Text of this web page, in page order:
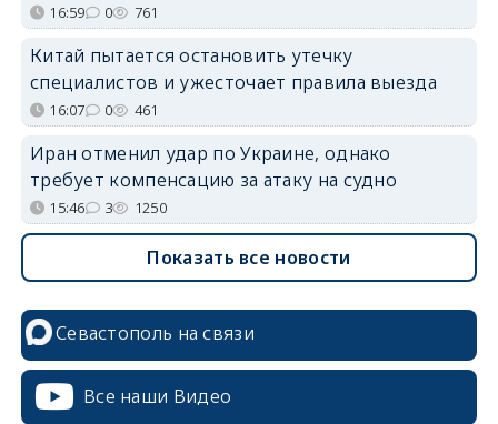
16:59 0 761
Китай пытается остановить утечку
специалистов и ужесточает правила выезда
16:07 0 461
Иран отменил удар по Украине, однако
требует компенсацию за атаку на судно
15:46 3 1250
Показать все новости
Севастополь на связи
Все наши Видео